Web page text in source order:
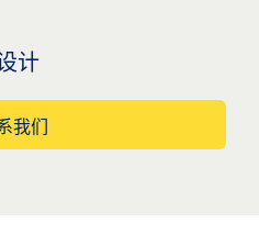
计
我们